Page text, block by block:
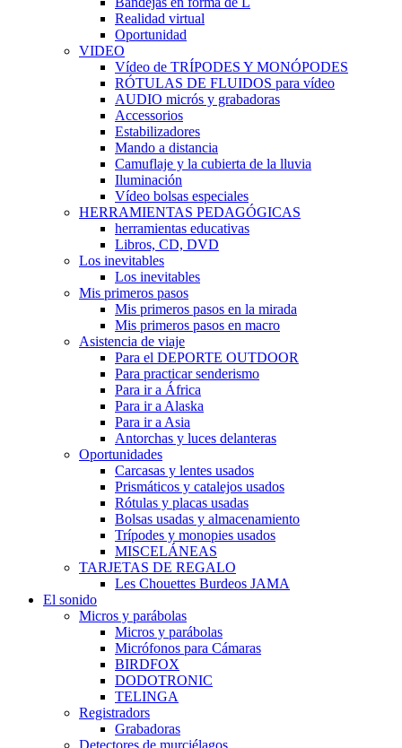
Realidad virtual
Oportunidad
VIDEO
Vídeo de TRÍPODES Y MONÓPODES
RÓTULAS DE FLUIDOS para vídeo
AUDIO micrós y grabadoras
Accessorios
Estabilizadores
Mando a distancia
Camuflaje y la cubierta de la lluvia
Iluminación
Vídeo bolsas especiales
HERRAMIENTAS PEDAGÓGICAS
herramientas educativas
Libros, CD, DVD
Los inevitables
Los inevitables
Mis primeros pasos
Mis primeros pasos en la mirada
Mis primeros pasos en macro
Asistencia de viaje
Para el DEPORTE OUTDOOR
Para practicar senderismo
Para ir a África
Para ir a Alaska
Para ir a Asia
Antorchas y luces delanteras
Oportunidades
Carcasas y lentes usados
Prismáticos y catalejos usados
Rótulas y placas usadas
Bolsas usadas y almacenamiento
Trípodes y monopies usados
MISCELÁNEAS
TARJETAS DE REGALO
Les Chouettes Burdeos JAMA
El sonido
Micros y parábolas
Micros y parábolas
Micrófonos para Cámaras
BIRDFOX
DODOTRONIC
TELINGA
Registradors
Grabadoras
Detectores de murciélagos